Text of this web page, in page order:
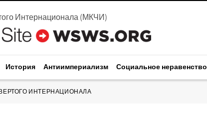
Интернационала(МКЧИ)
История Антиимпериализм Социальное неравенство
ИНТЕРНАЦИОНАЛА